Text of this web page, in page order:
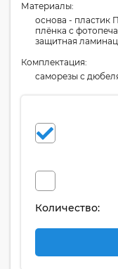
Материалы:
основа - пластик
плёнка с
защитная
Комплектация:
cаморезы с
Количество: